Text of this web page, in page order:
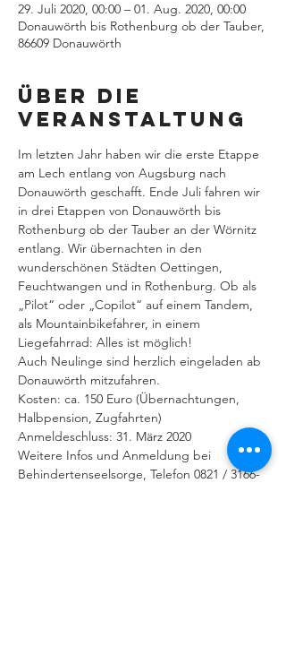
29. Juli 2020, 00:00 – 01. Aug. 2020, 00:00
Donauwörth bis Rothenburg ob der Tauber,
86609 Donauwörth
Über die
Veranstaltung
Im letzten Jahr haben wir die erste Etappe
am Lech entlang von Augsburg nach
Donauwörth geschafft. Ende Juli fahren wir
in drei Etappen von Donauwörth bis
Rothenburg ob der Tauber an der Wörnitz
entlang. Wir übernachten in den
wunderschönen Städten Oettingen,
Feuchtwangen und in Rothenburg. Ob als
„Pilot“ oder „Copilot“ auf einem Tandem,
als Mountainbikefahrer, in einem
Liegefahrrad: Alles ist möglich!
Auch Neulinge sind herzlich eingeladen ab
Donauwörth mitzufahren.
Kosten: ca. 150 Euro (Übernachtungen,
Halbpension, Zugfahrten)
Anmeldeschluss: 31. März 2020
Weitere Infos und Anmeldung bei
Behindertenseelsorge, Telefon 0821 / 3166-